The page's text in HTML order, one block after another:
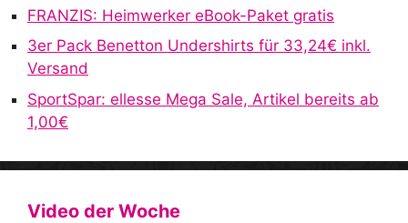
FRANZIS: Heimwerker eBook-Paket gratis
3er Pack Benetton Undershirts für 33,24€ inkl.
Versand
SportSpar: ellesse Mega Sale, Artikel bereits ab
1,00€
Video der Woche